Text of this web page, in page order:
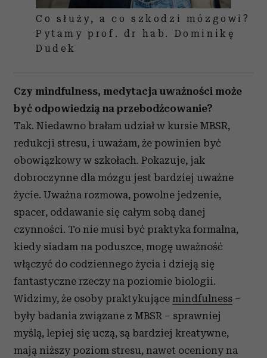
Co służy, a co szkodzi mózgowi?
Pytamy prof. dr hab. Dominikę
Dudek
Czy mindfulness, medytacja uważności może
być odpowiedzią na przebodźcowanie?
Tak. Niedawno brałam udział w kursie MBSR,
redukcji stresu, i uważam, że powinien być
obowiązkowy w szkołach. Pokazuje, jak
dobroczynne dla mózgu jest bardziej uważne
życie. Uważna rozmowa, powolne jedzenie,
spacer, oddawanie się całym sobą danej
czynności. To nie musi być praktyka formalna,
kiedy siadam na poduszce, mogę uważność
włączyć do codziennego życia i dzieją się
fantastyczne rzeczy na poziomie biologii.
Widzimy, że osoby praktykujące mindfulness –
były badania związane z MBSR – sprawniej
myślą, lepiej się uczą, są bardziej kreatywne,
mają niższy poziom stresu, nawet oceniony na